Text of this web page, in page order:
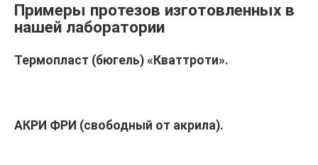
Примеры протезов изготовленных в
нашей лаборатории
Термопласт (бюгель) «Кваттроти».
АКРИ ФРИ (свободный от акрила).